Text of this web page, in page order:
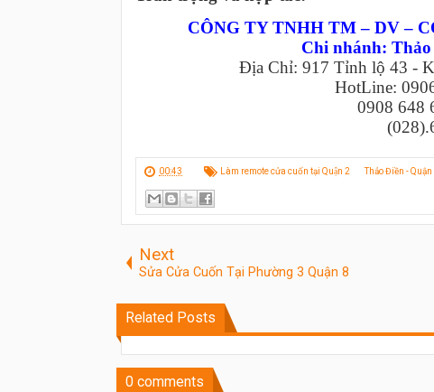
CÔNG TY TNHH TM – DV –
Chi nhánh:
Địa Chỉ: 917 Tỉnh lộ 43 -
HotLine:
0908 648
00:43 Làm remote cửa cuốn tại Quận 2 Thảo Điền - Quận
Next
Sửa Cửa Cuốn Tại Phường 3 Quận 8
Related Posts
0 comments